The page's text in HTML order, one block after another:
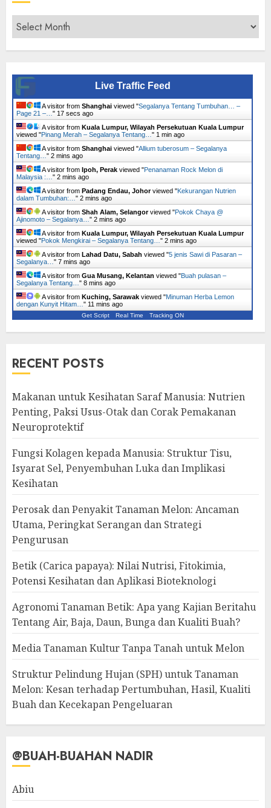
Archives
Live Traffic Feed
A visitor from Shanghai viewed "Segalanya Tentang Tumbuhan… –
Page 21 –…" 18 secs ago
A visitor from Kuala Lumpur, Wilayah Persekutuan Kuala Lumpur
viewed "Pinang Merah – Segalanya Tentang…" 1 min ago
A visitor from Shanghai viewed "Allium tuberosum – Segalanya
Tentang…" 2 mins ago
A visitor from Ipoh, Perak viewed "Penanaman Rock Melon di
Malaysia :…" 2 mins ago
A visitor from Padang Endau, Johorviewed "Kekurangan Nutrien
dalam Tumbuhan:…" 2 mins ago
A visitor from Shah Alam, Selangorviewed "Pokok Chaya @
Ajinomoto – Segalanya…" 2 mins ago
A visitor from Kuala Lumpur, Wilayah Persekutuan Kuala Lumpur
viewed "Pokok Mengkirai – Segalanya Tentang…" 2 mins ago
A visitor from Lahad Datu, Sabah viewed "5 jenis Sawi di Pasaran –
Segalanya…" 7 mins ago
A visitor from Gua Musang, Kelantan viewed "Buah pulasan –
Segalanya Tentang…" 8 mins ago
A visitor from Kuching, Sarawak viewed "Minuman Herba Lemon
dengan Kunyit Hitam…" 11 mins ago
Get Script Real Time Tracking ON
RECENT POSTS
Makanan untuk Kesihatan Saraf Manusia: Nutrien
Penting, Paksi Usus-Otak dan Corak Pemakanan
Neuroprotektif
Fungsi Kolagen kepada Manusia: Struktur Tisu,
Isyarat Sel, Penyembuhan Luka dan Implikasi
Kesihatan
Perosak dan Penyakit Tanaman Melon: Ancaman
Utama, Peringkat Serangan dan Strategi
Pengurusan
Betik (Carica papaya): Nilai Nutrisi, Fitokimia,
Potensi Kesihatan dan Aplikasi Bioteknologi
Agronomi Tanaman Betik: Apa yang Kajian Beritahu
Tentang Air, Baja, Daun, Bunga dan Kualiti Buah?
Media Tanaman Kultur Tanpa Tanah untuk Melon
Struktur Pelindung Hujan (SPH) untuk Tanaman
Melon: Kesan terhadap Pertumbuhan, Hasil, Kualiti
Buah dan Kecekapan Pengeluaran
@BUAH-BUAHAN NADIR
Abiu